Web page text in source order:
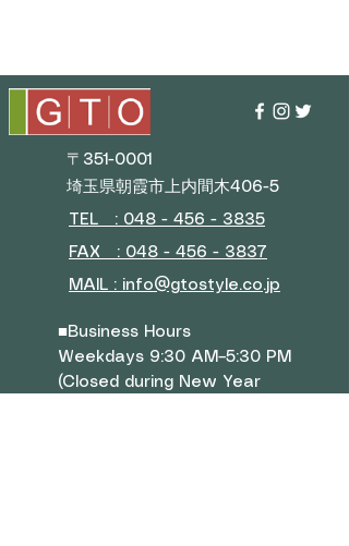
〒351-0001
埼玉県朝霞市上内間木406-5
TEL : 048 - 456 - 3835​
FAX : 048 - 456 - 3837
MAIL : info@gtostyle.co.jp
■Business Hours
Weekdays 9:30 AM–5:30 PM
(Closed during New Year